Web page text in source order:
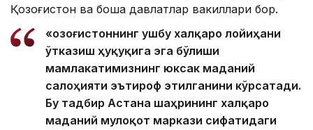
Қозоғистон ва бошқа давлатлар вакиллари бор.
«Қозоғистоннинг ушбу халқаро лойиҳани
ўтказиш ҳуқуқига эга бўлиши
мамлакатимизнинг юксак маданий
салоҳияти эътироф этилганини кўрсатади.
Бу тадбир Астана шаҳрининг халқаро
маданий мулоқот маркази сифатидаги